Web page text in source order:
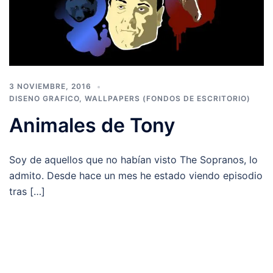
3 NOVIEMBRE, 2016
DISENO GRAFICO, WALLPAPERS (FONDOS DE ESCRITORIO)
Animales de Tony
Soy de aquellos que no habían visto The Sopranos, lo
admito. Desde hace un mes he estado viendo episodio
tras […]